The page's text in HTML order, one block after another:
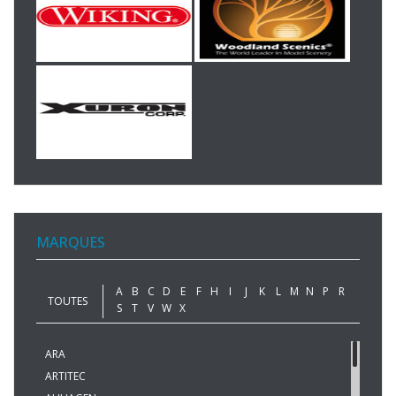
MARQUES
TOUTES
A B C D E F H I J K L M N P
R
S
T V W X
ARA
ARTITEC